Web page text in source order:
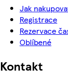
Jak
Registrace
Rezervace
Oblíbené
Kontakt